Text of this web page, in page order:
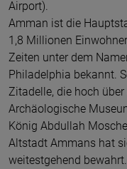
Airport).
Amman ist die
1,8 Millionen
Zeiten unter dem
Philadelphia bekannt.
Zitadelle, die hoch
Archäologische
König Abdullah
Altstadt Ammans hat
weitestgehend